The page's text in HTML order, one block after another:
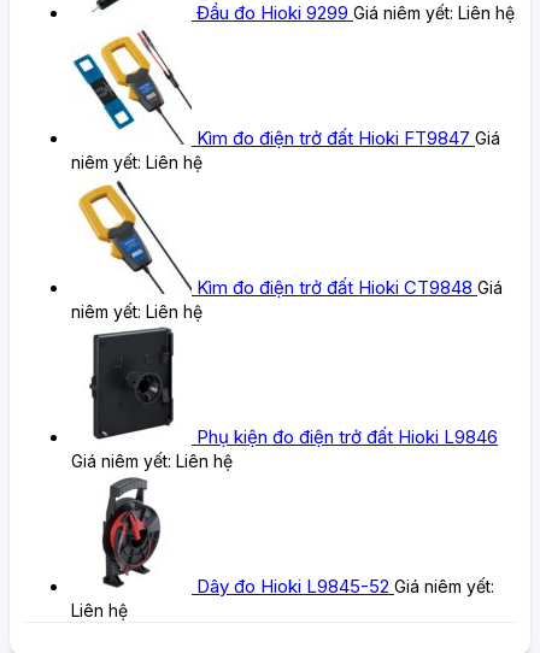
Đầu đo Hioki 9299 Giá niêm yết: Liên hệ
Kìm đo điện trở đất Hioki FT9847 Giá
niêm yết: Liên hệ
Kìm đo điện trở đất Hioki CT9848 Giá
niêm yết: Liên hệ
Phụ kiện đo điện trở đất Hioki L9846
Giá niêm yết: Liên hệ
Dây đo Hioki L9845-52 Giá niêm yết:
Liên hệ